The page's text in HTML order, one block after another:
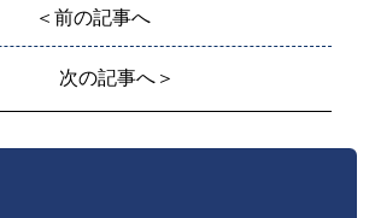
＜前の記事へ
次の記事へ＞